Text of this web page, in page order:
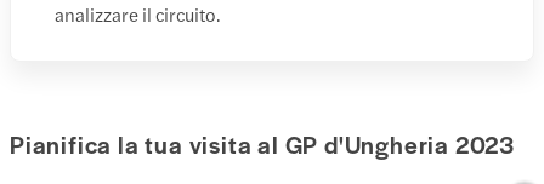
analizzare il circuito.
Pianifica la tua visita al GP d'Ungheria 2023